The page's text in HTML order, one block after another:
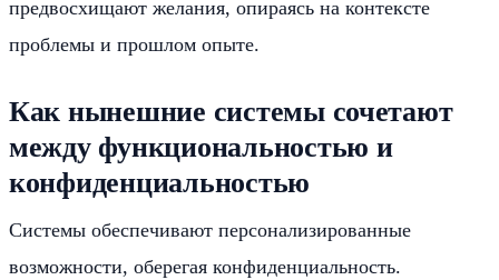
предвосхищают желания, опираясь на контексте
проблемы и прошлом опыте.
Как нынешние системы сочетают
между функциональностью и
конфиденциальностью
Системы обеспечивают персонализированные
возможности, оберегая конфиденциальность.